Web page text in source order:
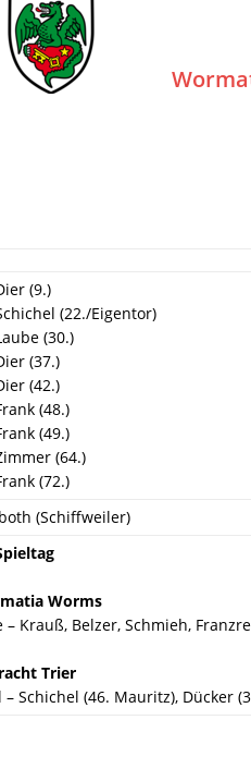
(9.)
(22./Eigentor)
(30.)
(37.)
(42.)
(48.)
(49.)
(64.)
(72.)
(Schiffweiler)
Worms
– Krauß, Belzer, Schmieh,
Trier
– Schichel (46. Mauritz), Dücker